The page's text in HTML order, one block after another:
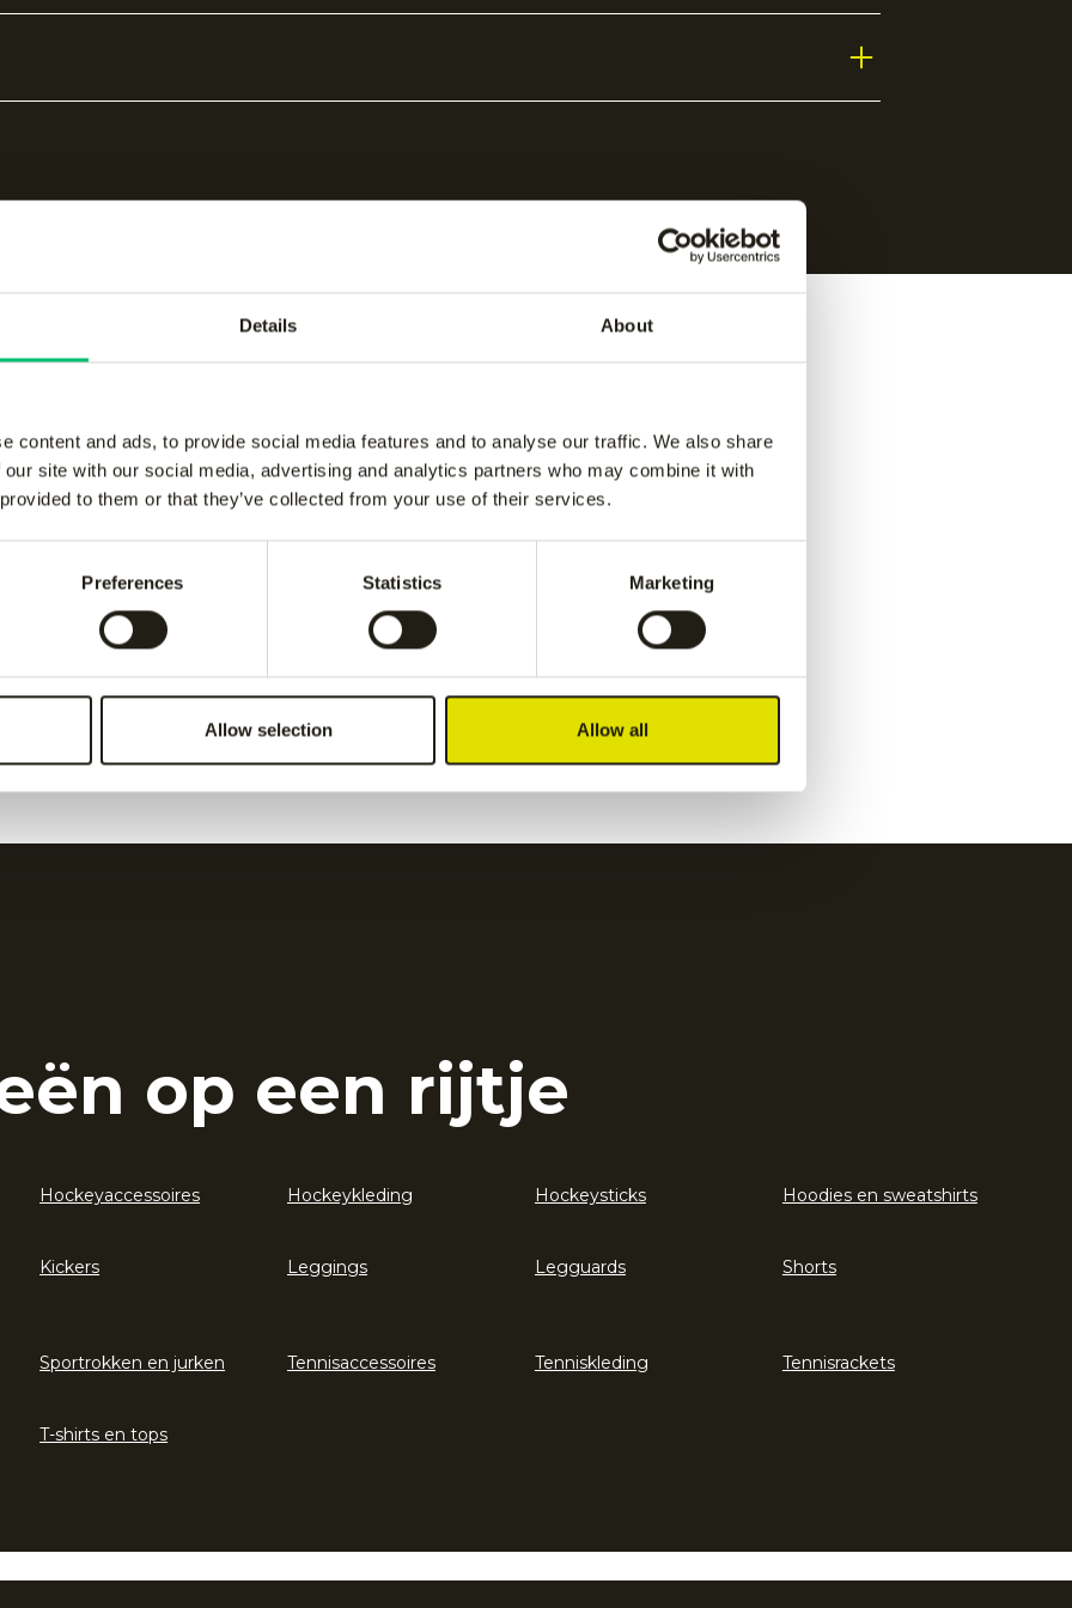
Details About
content and ads, to provide social media features and to analyse our traffic. We also share
site with our social media, advertising and analytics partners who may combine it with
to them or that they’ve collected from your use of their services.
Preferences Statistics Marketing
Allow selection Allow all
producten
performance
Jaipur women performance
pant
pant
€55.00
pant-Grey Kadiri women pant-navy
€65.00
Kadiri women pant
op een rijtje
Hockeyaccessoires Hockeykleding Hockeysticks Hoodies en sweatshirts
Kickers Leggings Legguards Shorts
Sportrokken en jurken Tennisaccessoires Tenniskleding Tennisrackets
T-shirts en tops